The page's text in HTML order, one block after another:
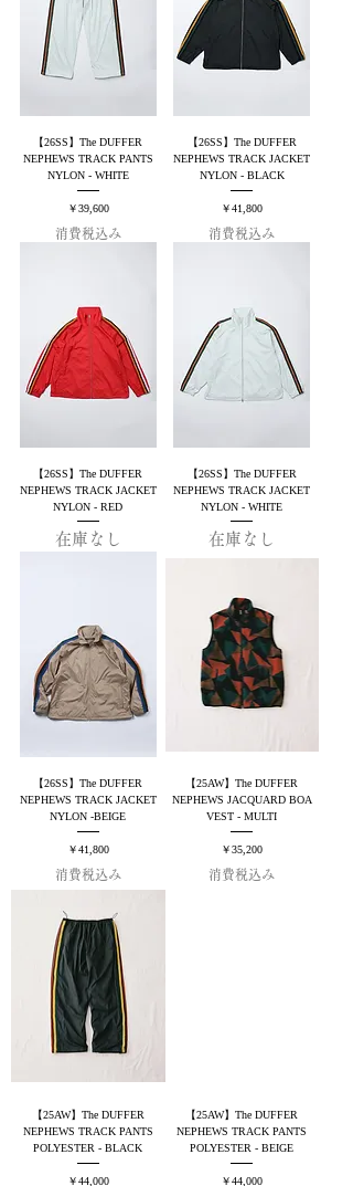
【26SS】The DUFFER
NEPHEWS TRACK PANTS
NYLON - WHITE
価格
￥39,600
消費税込み
【26SS】The DUFFER
NEPHEWS TRACK JACKET
NYLON - BLACK
価格
￥41,800
消費税込み
【26SS】The DUFFER
NEPHEWS TRACK JACKET
NYLON - RED
在庫なし
【26SS】The DUFFER
NEPHEWS TRACK JACKET
NYLON - WHITE
在庫なし
【26SS】The DUFFER
NEPHEWS TRACK JACKET
NYLON -BEIGE
価格
￥41,800
消費税込み
【25AW】The DUFFER
NEPHEWS JACQUARD BOA
VEST - MULTI
価格
￥35,200
消費税込み
【25AW】The DUFFER
NEPHEWS TRACK PANTS
POLYESTER - BLACK
価格
￥44,000
【25AW】The DUFFER
NEPHEWS TRACK PANTS
POLYESTER - BEIGE
価格
￥44,000